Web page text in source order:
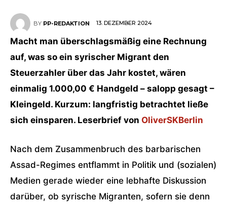
BY PP-REDAKTION 13. DEZEMBER 2024
Macht man überschlagsmäßig eine Rechnung
auf, was so ein syrischer Migrant den
Steuerzahler über das Jahr kostet, wären
einmalig 1.000,00 € Handgeld – salopp gesagt –
Kleingeld. Kurzum: langfristig betrachtet ließe
sich einsparen. Leserbrief von OliverSKBerlin
Nach dem Zusammenbruch des barbarischen
Assad-Regimes entflammt in Politik und (sozialen)
Medien gerade wieder eine lebhafte Diskussion
darüber, ob syrische Migranten, sofern sie denn